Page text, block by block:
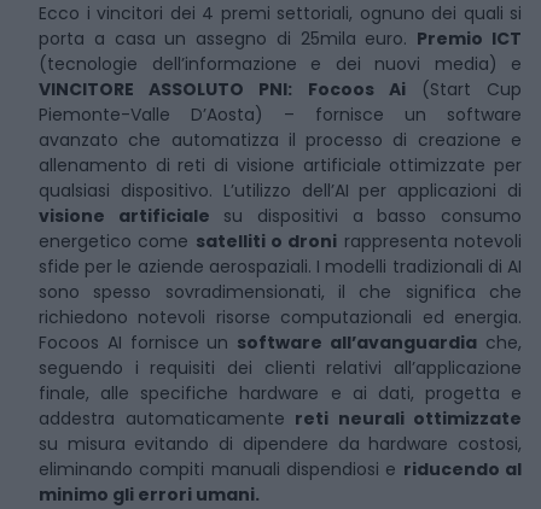
Ecco i vincitori dei 4 premi settoriali, ognuno dei quali si
porta a casa un assegno di 25mila euro. Premio ICT
(tecnologie dell’informazione e dei nuovi media) e
VINCITORE ASSOLUTO PNI: Focoos Ai(Start Cup
Piemonte-Valle D’Aosta) – fornisce un software
avanzato che automatizza il processo di creazione e
allenamento di reti di visione artificiale ottimizzate per
qualsiasi dispositivo. L’utilizzo dell’AI per applicazioni di
visione artificiale su dispositivi a basso consumo
energetico come satelliti o droni rappresenta notevoli
sfide per le aziende aerospaziali. I modelli tradizionali di AI
sono spesso sovradimensionati, il che significa che
richiedono notevoli risorse computazionali ed energia.
Focoos AI fornisce un software all’avanguardia che,
seguendo i requisiti dei clienti relativi all’applicazione
finale, alle specifiche hardware e ai dati, progetta e
addestra automaticamente reti neurali ottimizzate
su misura evitando di dipendere da hardware costosi,
eliminando compiti manuali dispendiosi e riducendo al
minimo gli errori umani.